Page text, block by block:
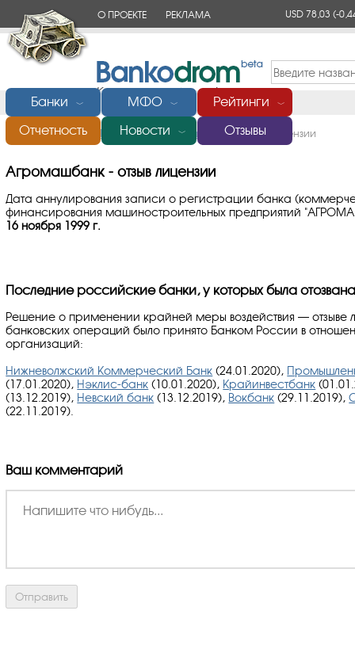
О ПРОЕКТЕ РЕКЛАМА USD 78,03(-
Банки ﹀ МФО ﹀ Рейтинги ﹀
Отчетность Новости ﹀ Отзывы
Главная/Банки России/Агромашбанк/Отзыв лицензии
Агромашбанк - отзыв лицензии
Дата аннулирования записи о регистрации банка
финансирования машиностроительных предприятий
16 ноября 1999 г.
Последние российские банки, у которых была
Решение о применении крайней меры воздействия — отзыве
банковских операций было принято Банком России в
организаций:
Нижневолжский Коммерческий Банк (24.01.2020),
(17.01.2020), Нэклис-банк (10.01.2020), Крайинвестбанк
(13.12.2019), Невский банк (13.12.2019), Вокбанк (29.11.2019),
(22.11.2019).
Ваш комментарий